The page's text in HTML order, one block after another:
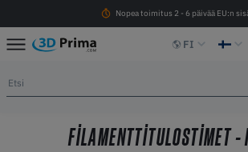
Nopea toimitus 2 - 6 päivää EU:n
FI
FILAMENTTITULOSTIMET -